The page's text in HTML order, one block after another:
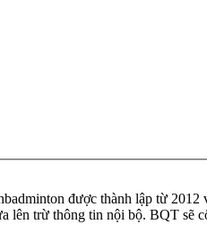
được thành lập từ
lên trừ thông tin nội bộ. BQT sẽ